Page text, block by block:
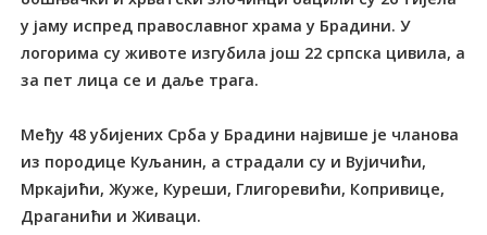
у јаму испред православног храма у Брадини. У
логорима су животе изгубила још 22 српска цивила, а
за пет лица се и даље трага.
Међу 48 убијених Срба у Брадини највише је чланова
из породице Куљанин, а страдали су и Вујичићи,
Мркајићи, Жуже, Куреши, Глигоревићи, Копривице,
Драганићи и Живаци.